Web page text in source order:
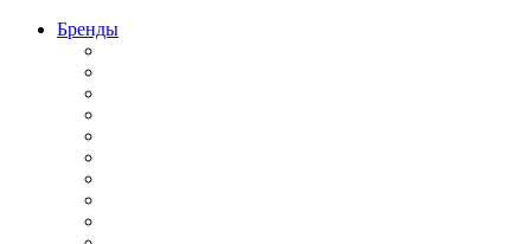
Бренды